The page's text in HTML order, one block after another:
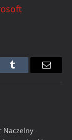
Tumblr Email
Naczelny